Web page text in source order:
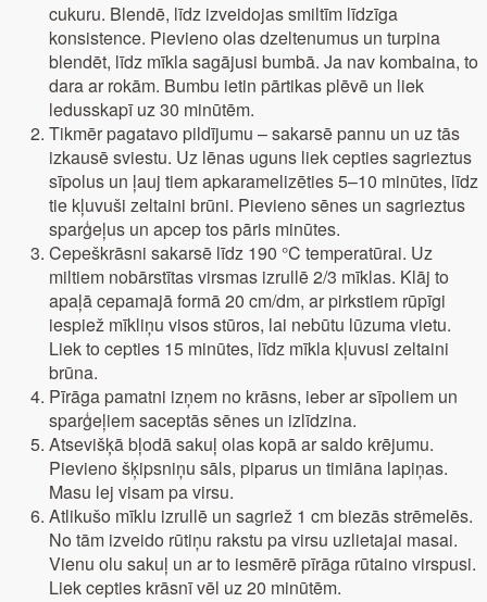
cukuru. Blendē, līdz izveidojas smiltīm līdzīga
konsistence. Pievieno olas dzeltenumus un turpina
blendēt, līdz mīkla sagājusi bumbā. Ja nav kombaina, to
dara ar rokām. Bumbu ietin pārtikas plēvē un liek
ledusskapī uz 30 minūtēm.
Tikmēr pagatavo pildījumu – sakarsē pannu un uz tās
izkausē sviestu. Uz lēnas uguns liek cepties sagrieztus
sīpolus un ļauj tiem apkaramelizēties 5–10 minūtes, līdz
tie kļuvuši zeltaini brūni. Pievieno sēnes un sagrieztus
sparģeļus un apcep tos pāris minūtes.
Cepeškrāsni sakarsē līdz 190 °C temperatūrai. Uz
miltiem nobārstītas virsmas izrullē 2/3 mīklas. Klāj to
apaļā cepamajā formā 20 cm/dm, ar pirkstiem rūpīgi
iespiež mīkliņu visos stūros, lai nebūtu lūzuma vietu.
Liek to cepties 15 minūtes, līdz mīkla kļuvusi zeltaini
brūna.
Pīrāga pamatni izņem no krāsns, ieber ar sīpoliem un
sparģeļiem saceptās sēnes un izlīdzina.
Atsevišķā bļodā sakuļ olas kopā ar saldo krējumu.
Pievieno šķipsniņu sāls, piparus un timiāna lapiņas.
Masu lej visam pa virsu.
Atlikušo mīklu izrullē un sagriež 1 cm biezās strēmelēs.
No tām izveido rūtiņu rakstu pa virsu uzlietajai masai.
Vienu olu sakuļ un ar to iesmērē pīrāga rūtaino virspusi.
Liek cepties krāsnī vēl uz 20 minūtēm.